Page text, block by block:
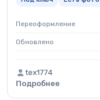
Переоформление
Обновлено
tex1774
Подробнее